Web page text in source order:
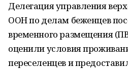
Делегация управления
ООН по делам беженцев
временного размещения
оценили условия
переселенцев и